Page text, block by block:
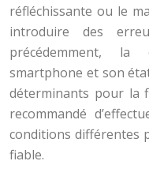
réfléchissante ou le
introduire des
précédemment,
smartphone et son
déterminants pour la
recommandé
conditions différentes
fiable.